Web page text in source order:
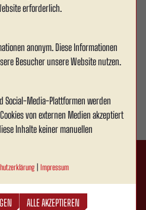
erforderlich.
anonym. Diese Informationen
Besucher unsere Website nutzen.
Social-Media-Plattformen werden
von externen Medien akzeptiert
Inhalte keiner manuellen
Impressum
ALLE AKZEPTIEREN
LADEN